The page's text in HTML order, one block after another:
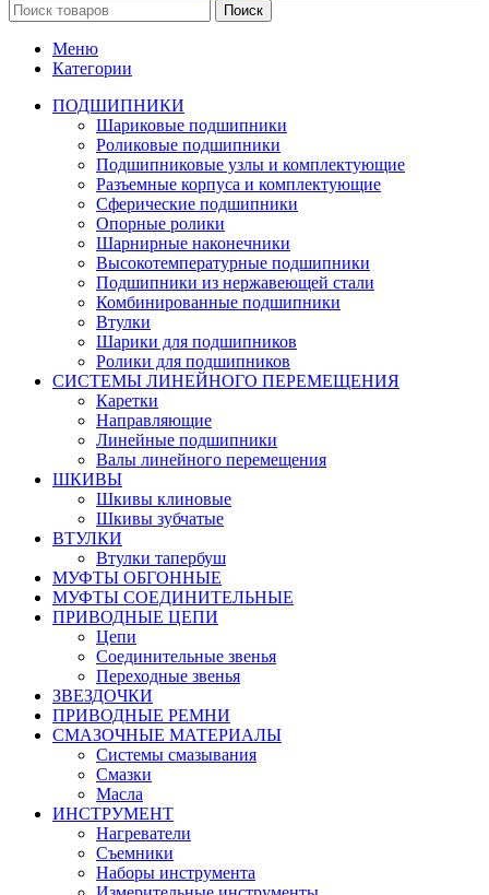
Поиск
Меню
Категории
ПОДШИПНИКИ
Шариковые подшипники
Роликовые подшипники
Подшипниковые узлы и комплектующие
Разъемные корпуса и комплектующие
Сферические подшипники
Опорные ролики
Шарнирные наконечники
Высокотемпературные подшипники
Подшипники из нержавеющей стали
Комбинированные подшипники
Втулки
Шарики для подшипников
Ролики для подшипников
СИСТЕМЫ ЛИНЕЙНОГО ПЕРЕМЕЩЕНИЯ
Каретки
Направляющие
Линейные подшипники
Валы линейного перемещения
ШКИВЫ
Шкивы клиновые
Шкивы зубчатые
ВТУЛКИ
Втулки тапербуш
МУФТЫ ОБГОННЫЕ
МУФТЫ СОЕДИНИТЕЛЬНЫЕ
ПРИВОДНЫЕ ЦЕПИ
Цепи
Соединительные звенья
Переходные звенья
ЗВЕЗДОЧКИ
ПРИВОДНЫЕ РЕМНИ
СМАЗОЧНЫЕ МАТЕРИАЛЫ
Системы смазывания
Смазки
Масла
ИНСТРУМЕНТ
Нагреватели
Съемники
Наборы инструмента